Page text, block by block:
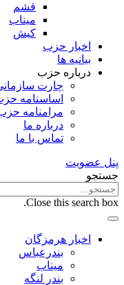
قشم
میناب
کیش
اخبار حزب
بیانیه ها
درباره حزب
چارت
اساسنامه
مرامنامه
درباره ما
تماس با ما
پنل عضویت
جستجو
Close this search box.
اخبار هرمزگان
بندرعباس
میناب
بندر لنگه